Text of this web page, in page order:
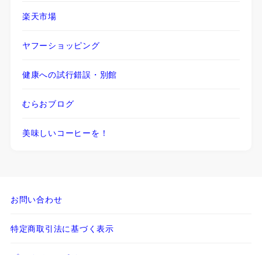
楽天市場
ヤフーショッピング
健康への試行錯誤・別館
むらおブログ
美味しいコーヒーを！
お問い合わせ
特定商取引法に基づく表示